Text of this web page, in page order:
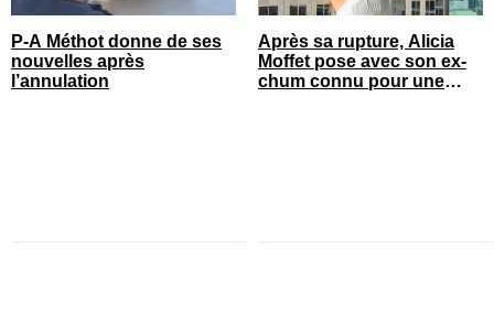
P-A Méthot donne de ses
nouvelles après
l’annulation
Après sa rupture, Alicia
Moffet pose avec son ex-
chum connu pour une